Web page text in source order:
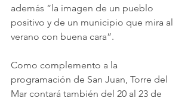
además “la imagen de un pueblo
positivo y de un municipio que mira al
verano con buena cara”.
Como complemento a la
programación de San Juan, Torre del
Mar contará también del 20 al 23 de